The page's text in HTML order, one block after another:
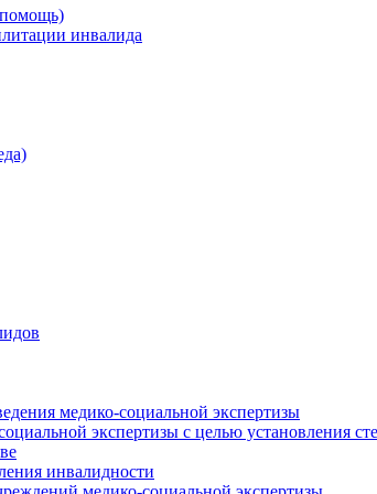
инвалида
медико-социальной экспертизы
экспертизы с целью установления
инвалидности